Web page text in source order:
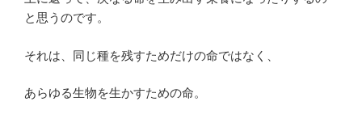
と思うのです。
それは、同じ種を残すためだけの命ではなく、
あらゆる生物を生かすための命。